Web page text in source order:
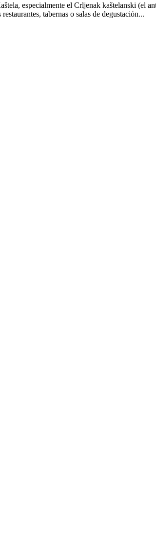
especialmente el Crljenak kaštelanski (el
tabernas o salas de degustación...